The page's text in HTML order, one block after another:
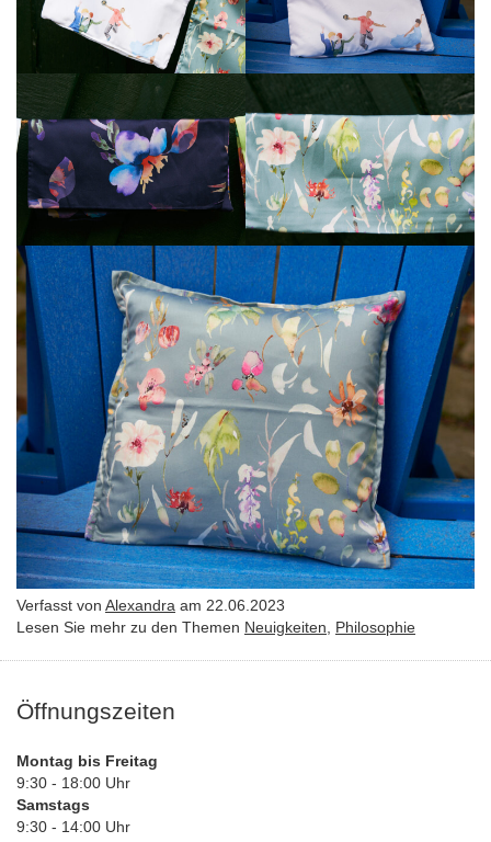
Verfasst von Alexandra am 22.06.2023
Lesen Sie mehr zu den Themen Neuigkeiten Philosophie
Öffnungszeiten
Montag bis Freitag
9:30 - 18:00 Uhr
Samstags
9:30 - 14:00 Uhr